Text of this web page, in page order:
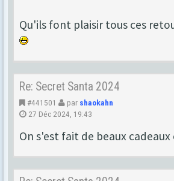
Qu'ils font plaisir tous ces
Re: Secret Santa 2024
#441501 par shaokahn
27 Déc 2024, 19:43
On s'est fait de beaux